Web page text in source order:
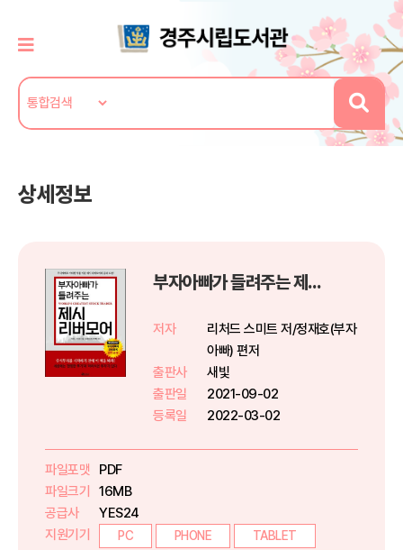
상세정보
부자아빠가 들려주는 제시 리버모어 (개정판)
저자
리처드 스미트 저/정재호(부자
아빠) 편저
출판사
새빛
출판일
2021-09-02
등록일
2022-03-02
파일포맷
PDF
파일크기
16MB
공급사
YES24
지원기기
PC PHONE
TABLET